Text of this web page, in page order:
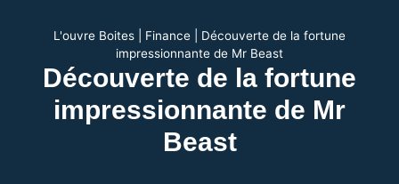
L'ouvre Boites Finance
Découverte de la fortune
impressionnante de Mr Beast
Découverte de la fortune
impressionnante de Mr
Beast